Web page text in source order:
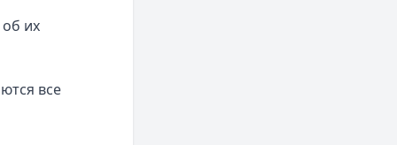
их
все